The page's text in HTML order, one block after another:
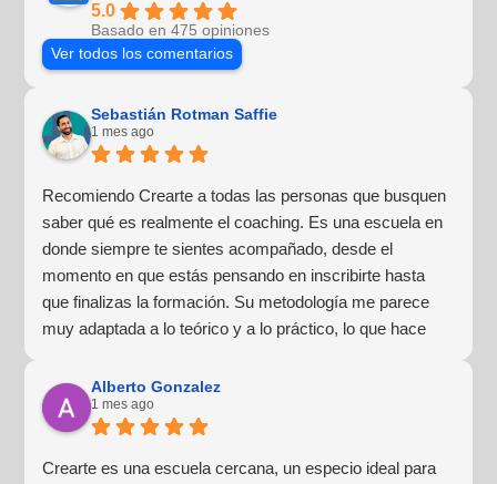
5.0
Basado en 475 opiniones
Ver todos los comentarios
Sebastián Rotman Saffie
1 mes ago
Recomiendo Crearte a todas las personas que busquen
saber qué es realmente el coaching. Es una escuela en
donde siempre te sientes acompañado, desde el
momento en que estás pensando en inscribirte hasta
que finalizas la formación. Su metodología me parece
muy adaptada a lo teórico y a lo práctico, lo que hace
¡Para mí fue una excelente experiencia!
Alberto Gonzalez
1 mes ago
Crearte es una escuela cercana, un especio ideal para